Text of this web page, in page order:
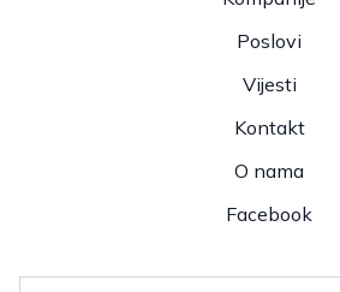
Poslovi
Vijesti
Kontakt
O nama
Facebook